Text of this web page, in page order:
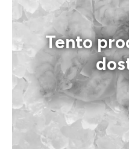
Tento